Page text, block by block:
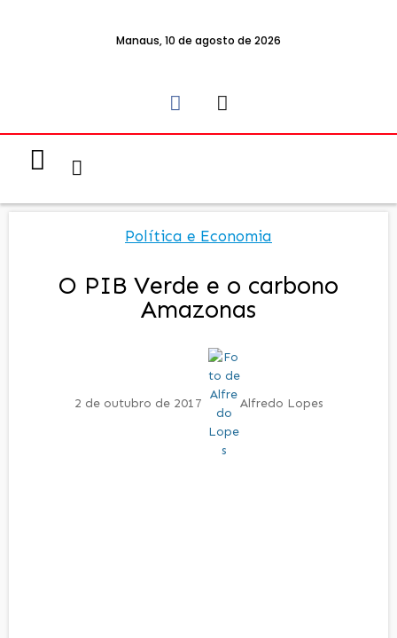
Manaus, 10 de agosto de 2026
Política e Economia
O PIB Verde e o carbono
Amazonas
2 de outubro de 2017 Alfredo Lopes